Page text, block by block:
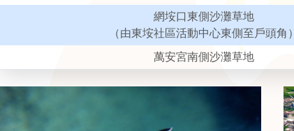
網垵口東側沙灘草地
（由東垵社區活動中心東側至戶頭角）
萬安宮南側沙灘草地